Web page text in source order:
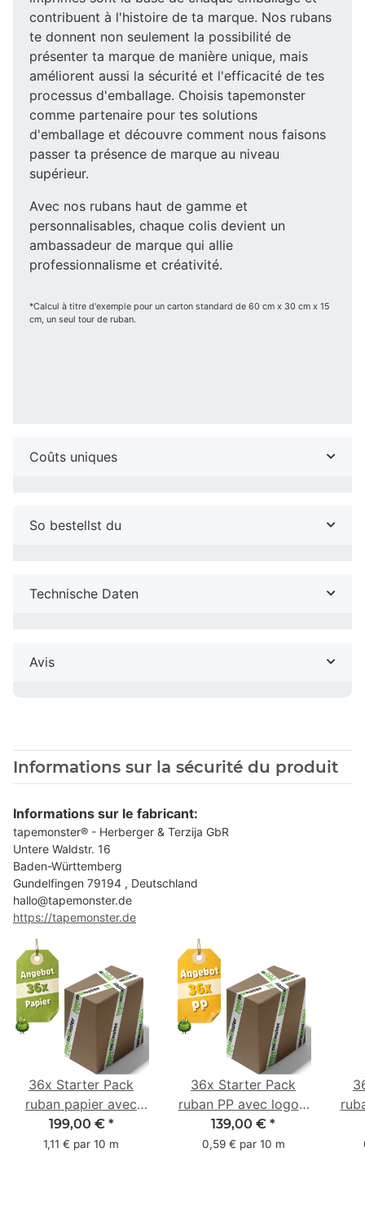
contribuent à l'histoire de ta marque. Nos rubans
te donnent non seulement la possibilité de
présenter ta marque de manière unique, mais
améliorent aussi la sécurité et l'efficacité de tes
processus d'emballage. Choisis tapemonster
comme partenaire pour tes solutions
d'emballage et découvre comment nous faisons
passer ta présence de marque au niveau
supérieur.
Avec nos rubans haut de gamme et
personnalisables, chaque colis devient un
ambassadeur de marque qui allie
professionnalisme et créativité.
*Calcul à titre d'exemple pour un carton standard de 60 cm x 30 cm x 15
cm, un seul tour de ruban.
Coûts uniques
So bestellst du
Technische Daten
Avis
Informations sur la sécurité du produit
Informations sur le fabricant:
tapemonster® - Herberger & Terzija GbR
Untere Waldstr. 16
Baden-Württemberg
Gundelfingen 79194 , Deutschland
hallo@tapemonster.de
https://tapemonster.de
36x Starter Pack
ruban papier avec
logo - 1 couleur - 50
mm x 50 m -
199,00 € *
1,11 € par 10 m
36x Starter Pack
ruban PP avec logo -
1 couleur - 48 mm x
66 m
139,00 € *
0,59 € par 10 m